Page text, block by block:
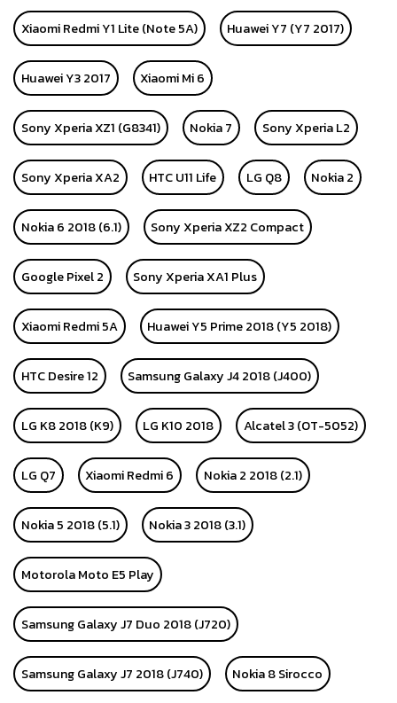
Xiaomi Redmi Y1 Lite (Note 5A) Huawei Y7 (Y7 2017)
Huawei Y3 2017 Xiaomi Mi 6
Sony Xperia XZ1 (G8341) Nokia 7 Sony Xperia L2
Sony Xperia XA2 HTC U11 Life LG Q8 Nokia 2
Nokia 6 2018 (6.1) Sony Xperia XZ2 Compact
Google Pixel 2 Sony Xperia XA1 Plus
Xiaomi Redmi 5A Huawei Y5 Prime 2018 (Y5 2018)
HTC Desire 12 Samsung Galaxy J4 2018 (J400)
LG K8 2018 (K9) LG K10 2018 Alcatel 3 (OT-5052)
LG Q7 Xiaomi Redmi 6 Nokia 2 2018 (2.1)
Nokia 5 2018 (5.1) Nokia 3 2018 (3.1)
Motorola Moto E5 Play
Samsung Galaxy J7 Duo 2018 (J720)
Samsung Galaxy J7 2018 (J740) Nokia 8 Sirocco